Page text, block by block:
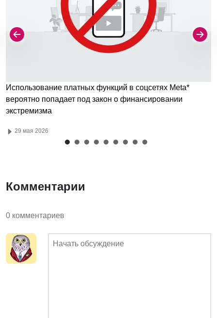
Использование платных функций в соцсетях Meta*
вероятно попадает под закон о финансировании
экстремизма
29 мая 2026
Комментарии
0 комментариев